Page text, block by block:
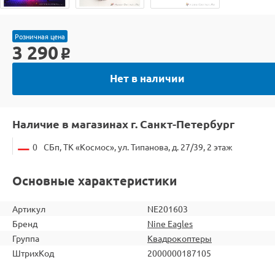
Розничная цена
3 290 o
Нет в наличии
Наличие в магазинах г. Санкт-Петербург
0 СБп, ТК «Космос», ул. Типанова, д. 27/39, 2 этаж
Основные характеристики
Артикул
NE201603
Бренд
Nine Eagles
Группа
Квадрокоптеры
ШтрихКод
2000000187105